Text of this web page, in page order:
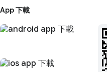
App 下載